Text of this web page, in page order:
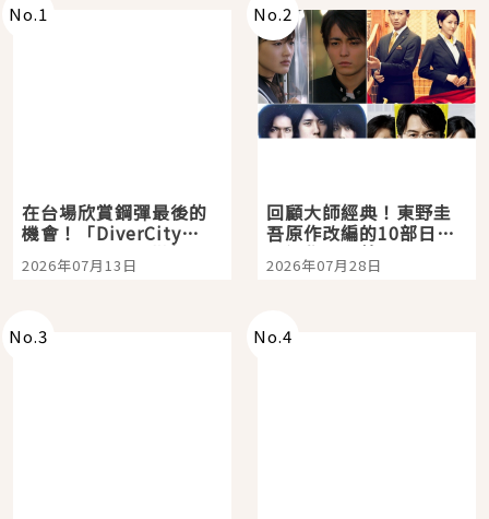
No.1
在台場欣賞鋼彈最後的
機會！「DiverCity
Tokyo Plaza」搭船、
購物、美食及夜景，一
2026年07月13日
No.2
回顧大師經典！東野圭
吾原作改編的10部日本
影視作品推薦
2026年07月28日
No.3 No.4